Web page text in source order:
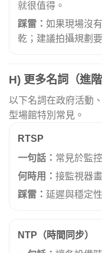
就很值得。
踩雷： 如果現場沒
乾；建議拍攝規劃
H) 更多名詞（進
以下名詞在政府活動
型場館特別常見。
RTSP
一句話： 常見於監
何時用： 接監視器
踩雷： 延遲與穩定
NTP（時間同步）